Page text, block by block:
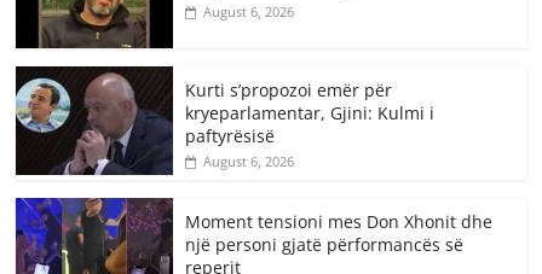
August 6, 2026
Kurti s’propozoi emër për
kryeparlamentar, Gjini: Kulmi i
paftyrësisë
August 6, 2026
Moment tensioni mes Don Xhonit dhe
një personi gjatë përformancës së
reperit